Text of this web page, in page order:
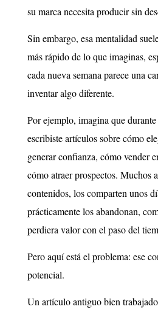
su marca necesita producir sin
Sin embargo, esa mentalidad
más rápido de lo que imaginas,
cada nueva semana parece una
inventar algo diferente.
Por ejemplo, imagina que
escribiste artículos sobre cómo
generar confianza, cómo vender
cómo atraer prospectos. Muchos
contenidos, los comparten unos
prácticamente los abandonan,
perdiera valor con el paso del
Pero aquí está el problema: ese
potencial.
Un artículo antiguo bien